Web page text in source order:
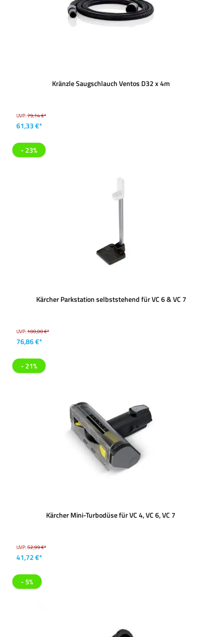
Kränzle Saugschlauch Ventos D32 x 4m
UVP:79,14 €*
61,33 €*
- 23%
Kärcher Parkstation selbststehend für VC 6 & VC 7
UVP:100,00 €*
76,86 €*
- 21%
Kärcher Mini-Turbodüse für VC 4, VC 6, VC 7
UVP:52,99 €*
41,72 €*
- 5%